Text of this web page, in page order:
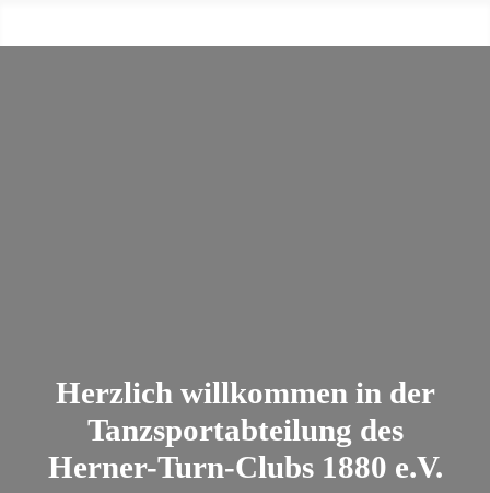
Herzlich willkommen in der
Tanzsportabteilung des
Herner-Turn-Clubs 1880 e.V.